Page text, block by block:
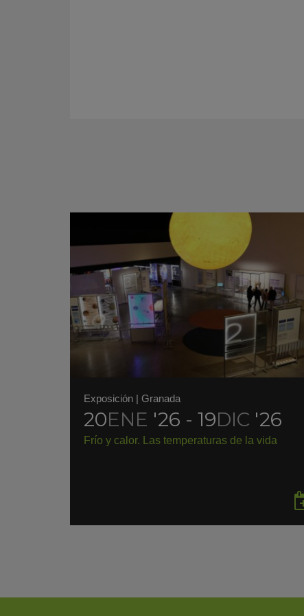
Exposición | Granada
20ENE '26 - 19DIC '26
Frío y calor. Las temperaturas de la vida